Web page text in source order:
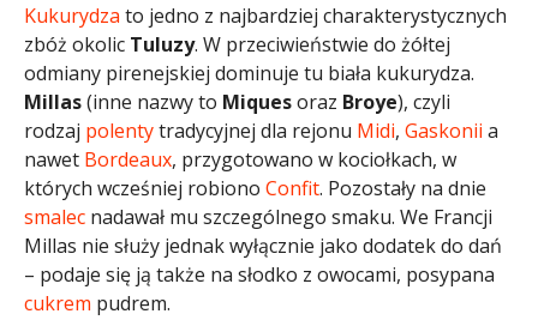
Kukurydza to jedno z najbardziej charakterystycznych
zbóż okolic Tuluzy. W przeciwieństwie do żółtej
odmiany pirenejskiej dominuje tu biała kukurydza.
Millas(inne nazwy to Miquesoraz Broye), czyli
rodzaj polentytradycyjnej dla rejonu Midi, Gaskonii a
nawet Bordeaux, przygotowano w kociołkach, w
których wcześniej robiono Confit. Pozostały na dnie
smalec nadawał mu szczególnego smaku. We Francji
Millas nie służy jednak wyłącznie jako dodatek do dań
– podaje się ją także na słodko z owocami, posypana
cukrem pudrem.